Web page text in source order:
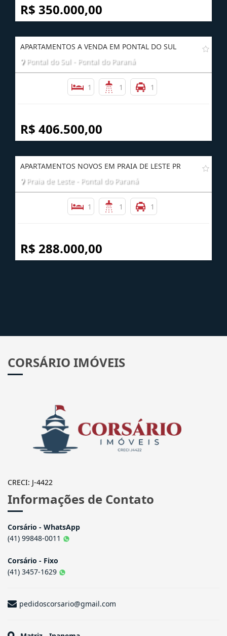
R$ 350.000,00
APARTAMENTOS A VENDA EM PONTAL DO SUL
Pontal do Sul - Pontal do Paraná
1 1 1
R$ 406.500,00
APARTAMENTOS NOVOS EM PRAIA DE LESTE PR
Praia de Leste - Pontal do Paraná
1 1 1
R$ 288.000,00
CORSÁRIO IMÓVEIS
CRECI: J-4422
Informações de Contato
Corsário - WhatsApp
(41) 99848-0011
Corsário - Fixo
(41) 3457-1629
pedidoscorsario@gmail.com